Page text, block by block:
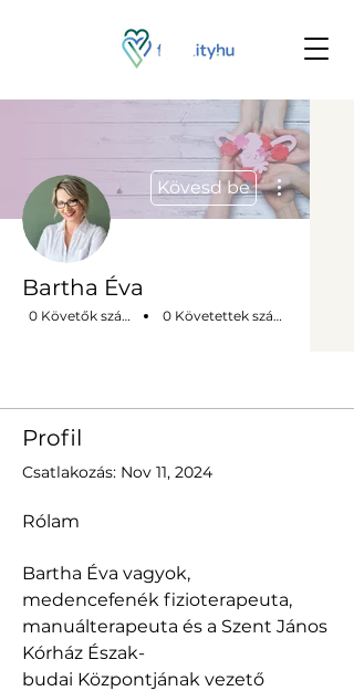
Kövesd be
More actions
Bartha Éva
0 Követők száma 0 Követettek száma
Profil
Csatlakozás: Nov 11, 2024
Rólam
Bartha Éva vagyok,
medencefenék fizioterapeuta,
manuálterapeuta és a Szent János
Kórház Észak-
budai Központjának vezető